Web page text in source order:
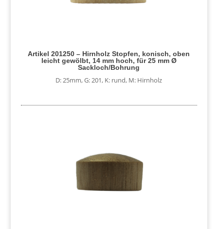
Artikel 201250 – Hirnholz Stopfen, konisch, oben
leicht gewölbt, 14 mm hoch, für 25 mm Ø
Sackloch/Bohrung
D: 25mm,G: 201, K: rund, M: Hirnholz